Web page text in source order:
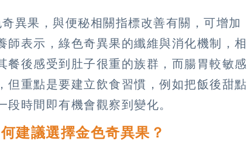
異果，與便秘相關指標改善有關，可增加
師表示，綠色奇異果的纖維與消化機制，相
餐後感受到肚子很重的族群，而腸胃較敏感
但重點是要建立飲食習慣，例如把飯後甜點
時間即有機會觀察到變化。
建議選擇金色奇異果？